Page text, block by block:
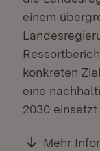
einem
konkreten
eine
2030 einsetzt.
Mehr